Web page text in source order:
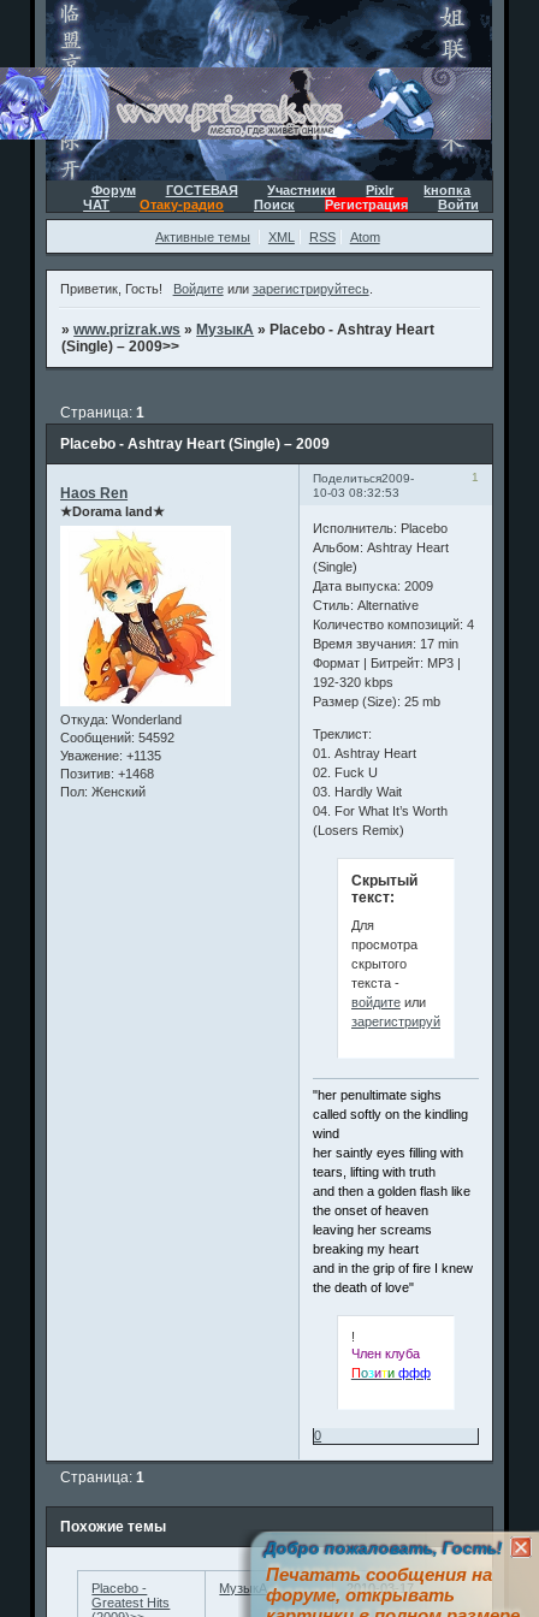
Форум ГОСТЕВАЯ Участники Pixlr
kнопка
ЧАТ
Отаку-радио Поиск Регистрация Войти
Активные темы XML RSS Atom
Приветик, Гость! Войдитеили зарегистрируйтесь.
»www.prizrak.ws » МузыкА » Placebo - Ashtray Heart
(Single) – 2009>>
Placebo - Ashtray Heart (Single) – 2009
Страница:1
Поделиться 1
2009-
10-03 08:32:53
Haos Ren
★Dorama land★
Откуда: Wonderland
Сообщений: 54592
Уважение: +1135
Позитив: +1468
Пол: Женский
Исполнитель: Placebo
Альбом: Ashtray Heart
(Single)
Дата выпуска: 2009
Стиль: Alternative
Количество композиций: 4
Время звучания: 17 min
Формат | Битрейт: MP3 |
192-320 kbps
Размер (Size): 25 mb
Треклист:
01. Ashtray Heart
02. Fuck U
03. Hardly Wait
04. For What It’s Worth
(Losers Remix)
Скрытый
текст:
Для
просмотра
скрытого
текста -
войдитеили
зарегистрируйтесь
"her penultimate sighs
called softly on the kindling
wind
her saintly eyes filling with
tears, lifting with truth
and then a golden flash like
the onset of heaven
leaving her screams
breaking my heart
and in the grip of fire I knew
the death of love"
!
Член клуба
Позити ффф
0
Страница:1
Похожие темы
Placebo -
Greatest Hits
МузыкА 2010-03-17
Добро пожаловать, Гость!
Печатать сообщения на
форуме, открывать